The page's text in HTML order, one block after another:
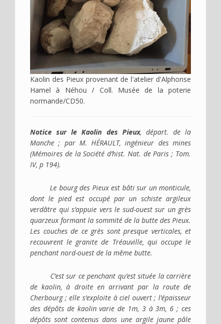
Kaolin des Pieux provenant de l'atelier d'Alphonse
Hamel à Néhou / Coll. Musée de la poterie
normande/CD50.
Notice sur le Kaolin des Pieux, départ. de la
Manche ; par M. HÉRAULT, ingénieur des mines
(Mémoires de la Société d’hist. Nat. de Paris ; Tom.
IV, p 194).
Le bourg des Pieux est bâti sur un monticule,
dont le pied est occupé par un schiste argileux
verdâtre qui s’appuie vers le sud-ouest sur un grès
quarzeux formant la sommité de la butte des Pieux.
Les couches de ce grès sont presque verticales, et
recouvrent le granite de Tréauville, qui occupe le
penchant nord-ouest de la même butte.
C’est sur ce penchant qu’est située la carrière
de kaolin, à droite en arrivant par la route de
Cherbourg ; elle s’exploite à ciel ouvert ; l’épaisseur
des dépôts de kaolin varie de 1m, 3 à 3m, 6 ; ces
dépôts sont contenus dans une argile jaune pâle